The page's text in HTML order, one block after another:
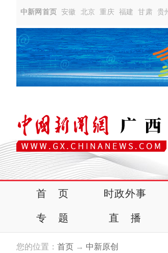
中新网首页 安徽 北京 重庆 福建 甘肃 贵
首 页 时政外事
专 题 直 播
您的位置： 首页 → 中新原创